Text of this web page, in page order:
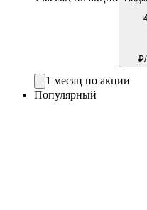
1 месяц по акции
Популярный